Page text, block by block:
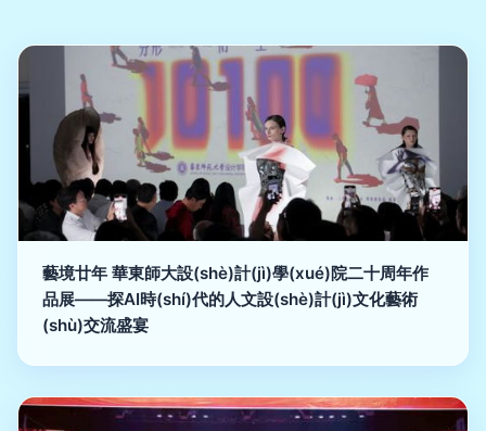
藝境廿年 華東師大設(shè)計(jì)學(xué)院二十周年作
品展——探AI時(shí)代的人文設(shè)計(jì)文化藝術
(shù)交流盛宴